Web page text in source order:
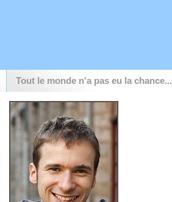
Tout le monde n'a pas eu la chance...